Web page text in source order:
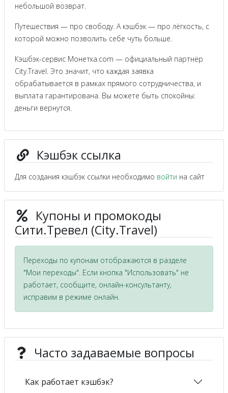
небольшой возврат.
Путешествия — про свободу. А кэшбэк — про лёгкость, с
которой можно позволить себе чуть больше.
Кэшбэк-сервис Монетка.com — официальный партнёр
City.Travel. Это значит, что каждая заявка
обрабатывается в рамках прямого сотрудничества, и
выплата гарантирована. Вы можете быть спокойны:
деньги вернутся.
Кэшбэк ссылка
Для создания кэшбэк ссылки необходимо войти на сайт
Купоны и промокоды
Сити.Тревел (City.Travel)
Переходы по купонам отображаются в разделе
"Мои переходы". Если кнопка "Использовать" не
работает, сообщите, онлайн-консультанту,
исправим в режиме онлайн.
Часто задаваемые вопросы
Как работает кэшбэк?